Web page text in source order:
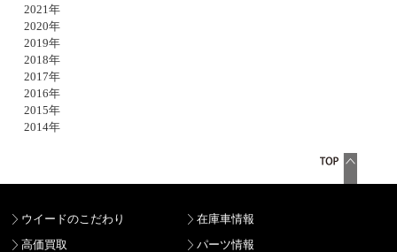
2021年
2020年
2019年
2018年
2017年
2016年
2015年
2014年
ウイードのこだわり
在庫車情報
高価買取
パーツ情報